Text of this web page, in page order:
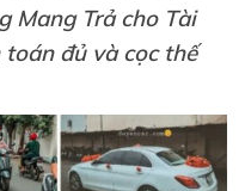
Mang Trả cho Tài
đủ và cọc thế